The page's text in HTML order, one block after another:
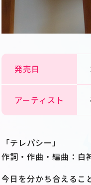
発売日
アーティスト
「テレパシー」
作詞・作曲・編曲：白
今日を分かち合える